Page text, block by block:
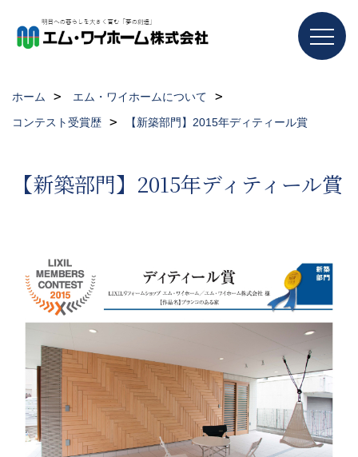
ホーム
エム・ワイホームについて
コンテスト受賞歴
【新築部門】2015年ディティール賞
【新築部門】2015年ディティール賞